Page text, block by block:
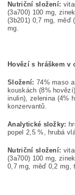
Nutriční složení:
(3a700) 100 mg,
(3b201) 0,7 mg, měď
mg.
Hovězí s hráškem v
Složení: 74% maso
kouskách (8%
inulin), zelenina (4%
konzervantů.
Analytické složky:
popel 2,5 %, hrubá
Nutriční složení:
(3a700) 100 mg,
0,7 mg, měď 0,2 mg,